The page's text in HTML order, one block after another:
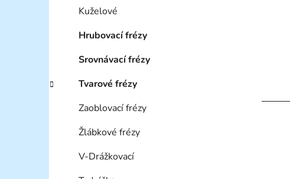
Kuželové
Hrubovací frézy
Srovnávací frézy
Tvarové frézy
Zaoblovací frézy
Žlábkové frézy
V-Drážkovací